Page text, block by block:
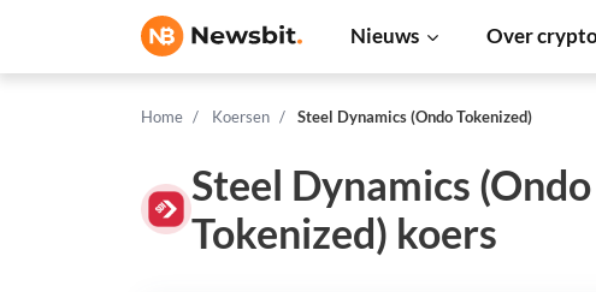
Nieuws Over
Home Koersen Steel Dynamics (Ondo Tokenized)
Steel Dynamics (Ondo
Tokenized) koers